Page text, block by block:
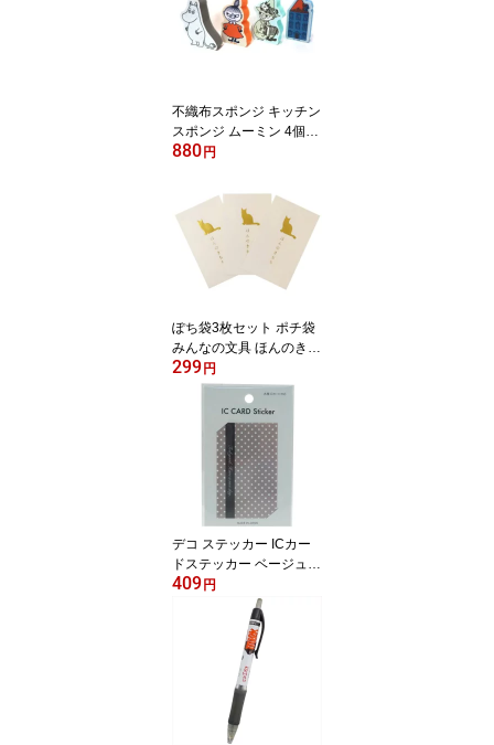
不織布スポンジ キッチン
スポンジ ムーミン 4個セ
ット 北欧 オカトー
880円
ぽち袋3枚セット ポチ袋
みんなの文具 ほんのきも
ち ねこ クローズピン 金
封 おしゃれ メール便可
299円
デコ ステッカー ICカー
ドステッカー ベージュ S
&Cコーポレーション 定
期デコシール 通勤通学
メール便可 ベルコモン
409円